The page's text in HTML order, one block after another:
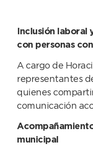
Inclusión laboral
con personas
A cargo de
representantes
quienes
comunicación
municipal